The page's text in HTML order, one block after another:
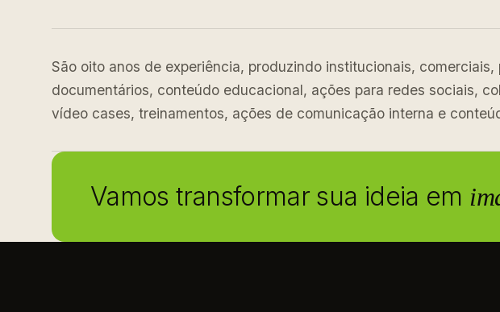
São oito anos de experiência, produzindo institucionais, comerciais,
documentários, conteúdo educacional, ações para redes sociais,
vídeo cases, treinamentos, ações de comunicação interna e
Vamos transformar sua ideia em